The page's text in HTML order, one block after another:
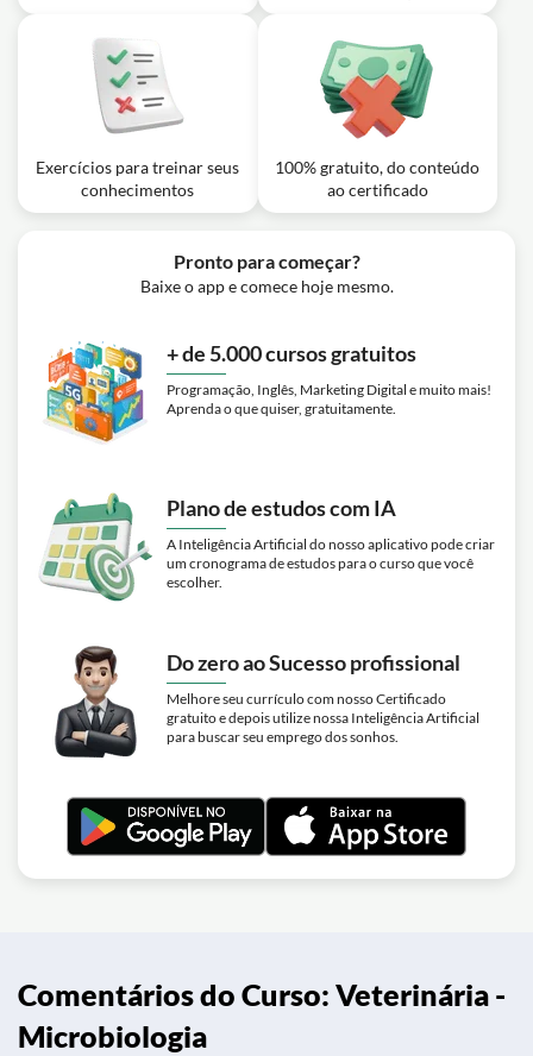
microbiologia veterinária na Universidade Federal da
Paraíba?
Exercícios para treinar seus
conhecimentos
100% gratuito, do conteúdo
ao certificado
Pronto para começar?
Baixe o app e comece hoje mesmo.
+ de 5.000 cursos gratuitos
Programação, Inglês, Marketing Digital e muito mais!
Aprenda o que quiser, gratuitamente.
Plano de estudos com IA
A Inteligência Artificial do nosso aplicativo pode criar
um cronograma de estudos para o curso que você
escolher.
Do zero ao Sucesso profissional
Melhore seu currículo com nosso Certificado
gratuito e depois utilize nossa Inteligência Artificial
para buscar seu emprego dos sonhos.
Comentários do Curso: Veterinária -
Microbiologia